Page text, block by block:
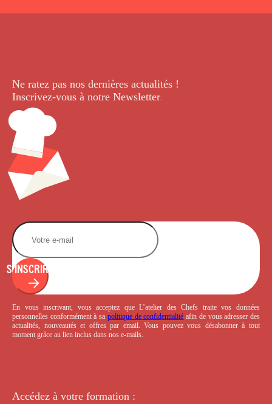
Ne ratez pas nos dernières actualités !
Inscrivez-vous à notre Newsletter.
S'INSCRIRE
En vous inscrivant, vous acceptez que L’atelier des Chefs traite vos données
personnelles conformément à sa politique de confidentialité afin de vous adresser des
actualités, nouveautés et offres par email. Vous pouvez vous désabonner à tout
moment grâce au lien inclus dans nos e-mails.
Accédez à votre formation :